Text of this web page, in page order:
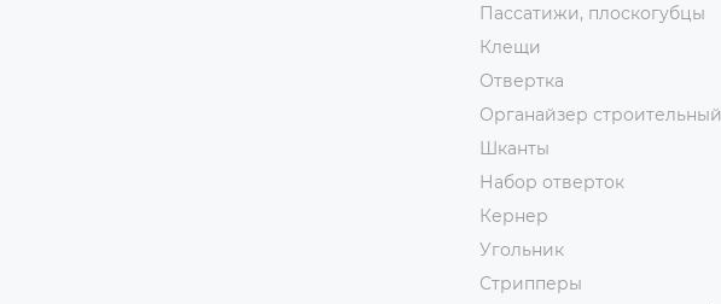
Пассатижи, плоскогубцы
Клещи
Отвертка
Органайзер строительный
Шканты
Набор отверток
Кернер
Угольник
Стрипперы